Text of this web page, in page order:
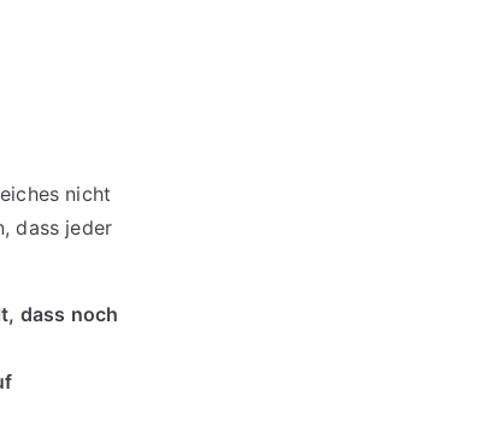
nicht
dass jeder
dass noch